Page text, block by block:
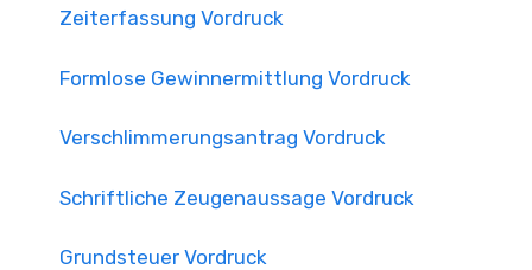
Zeiterfassung Vordruck
Formlose Gewinnermittlung Vordruck
Verschlimmerungsantrag Vordruck
Schriftliche Zeugenaussage Vordruck
Grundsteuer Vordruck